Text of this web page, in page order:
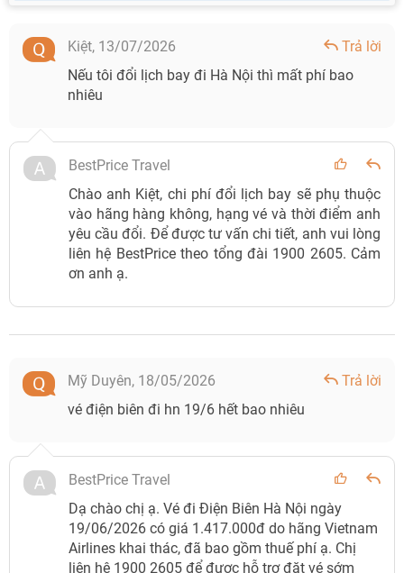
Kiệt, 13/07/2026
Trả lời
Nếu tôi đổi lịch bay đi Hà Nội thì mất phí bao
nhiêu
BestPrice Travel
Chào anh Kiệt, chi phí đổi lịch bay sẽ phụ thuộc
vào hãng hàng không, hạng vé và thời điểm anh
yêu cầu đổi. Để được tư vấn chi tiết, anh vui lòng
liên hệ BestPrice theo tổng đài 1900 2605. Cảm
ơn anh ạ.
Mỹ Duyên, 18/05/2026
Trả lời
vé điện biên đi hn 19/6 hết bao nhiêu
BestPrice Travel
Dạ chào chị ạ. Vé đi Điện Biên Hà Nội ngày
19/06/2026 có giá 1.417.000đ do hãng Vietnam
Airlines khai thác, đã bao gồm thuế phí ạ. Chị
liên hệ 1900 2605 để được hỗ trợ đặt vé sớm